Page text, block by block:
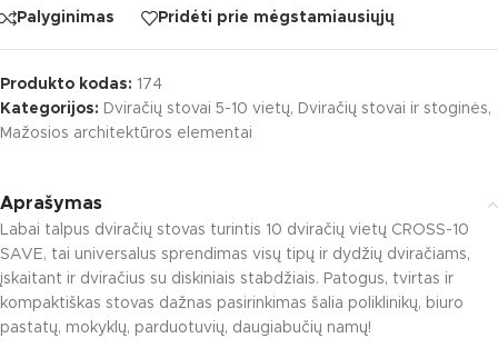
Palyginimas Pridėti prie mėgstamiausiųjų
Produkto kodas: 174
Kategorijos: Dviračių stovai 5-10 vietų, Dviračių stovai ir stoginės,
Mažosios architektūros elementai
Aprašymas
Labai talpus dviračių stovas turintis 10 dviračių vietų CROSS-10
SAVE, tai universalus sprendimas visų tipų ir dydžių dviračiams,
įskaitant ir dviračius su diskiniais stabdžiais. Patogus, tvirtas ir
kompaktiškas stovas dažnas pasirinkimas šalia poliklinikų, biuro
pastatų, mokyklų, parduotuvių, daugiabučių namų!